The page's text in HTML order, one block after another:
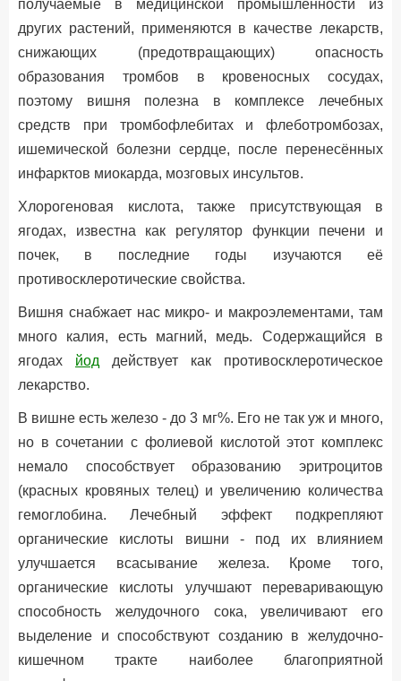
получаемые в медицинской промышленности из
других растений, применяются в качестве лекарств,
снижающих (предотвращающих) опасность
образования тромбов в кровеносных сосудах,
поэтому вишня полезна в комплексе лечебных
средств при тромбофлебитах и флеботромбозах,
ишемической болезни сердце, после перенесённых
инфарктов миокарда, мозговых инсультов.
Хлорогеновая кислота, также присутствующая в
ягодах, известна как регулятор функции печени и
почек, в последние годы изучаются её
противосклеротические свойства.
Вишня снабжает нас микро- и макроэлементами, там
много калия, есть магний, медь. Содержащийся в
ягодах йод действует как противосклеротическое
лекарство.
В вишне есть железо - до 3 мг%. Его не так уж и много,
но в сочетании с фолиевой кислотой этот комплекс
немало способствует образованию эритроцитов
(красных кровяных телец) и увеличению количества
гемоглобина. Лечебный эффект подкрепляют
органические кислоты вишни - под их влиянием
улучшается всасывание железа. Кроме того,
органические кислоты улучшают переваривающую
способность желудочного сока, увеличивают его
выделение и способствуют созданию в желудочно-
кишечном тракте наиболее благоприятной